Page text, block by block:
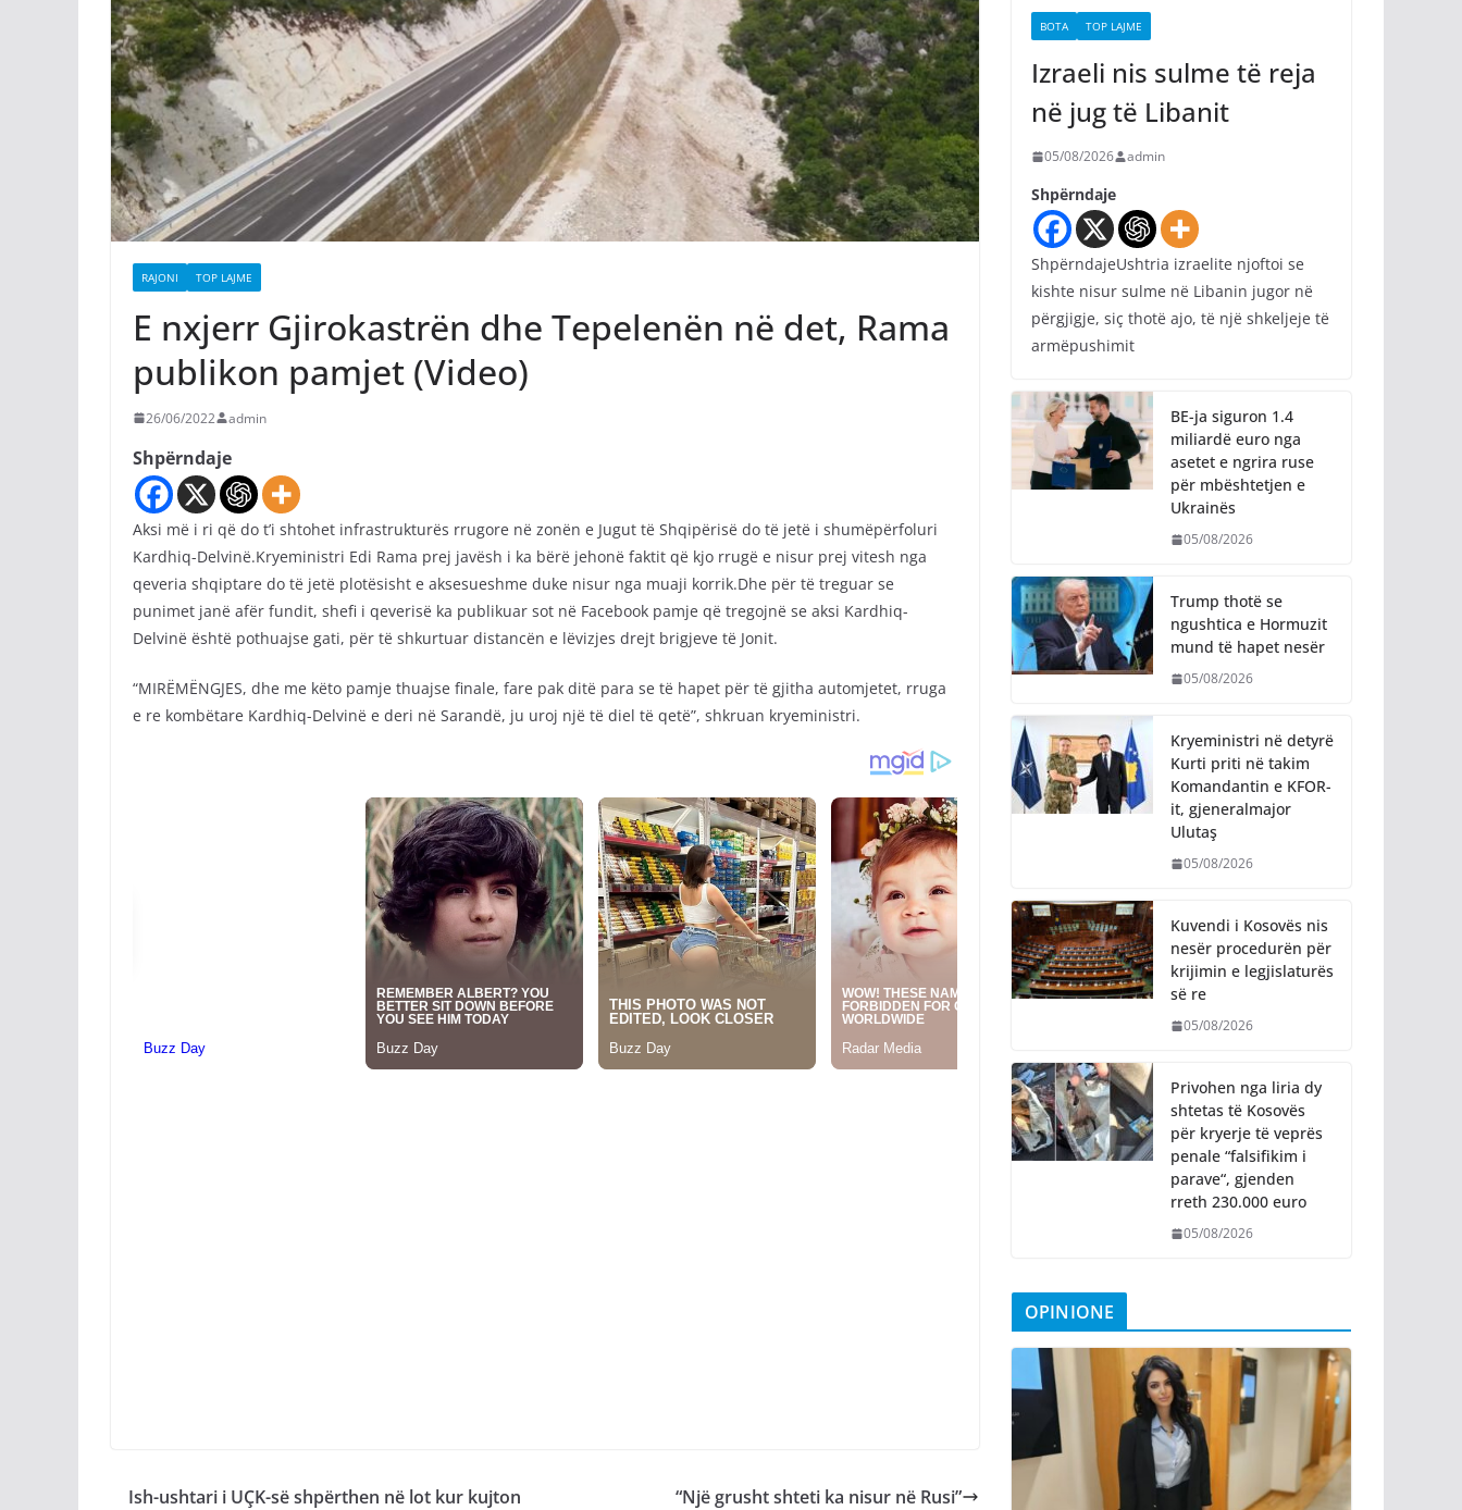
RAJONI TOP LAJME
E nxjerr Gjirokastrën dhe Tepelenën në det, Rama
publikon pamjet (Video)
26/06/2022 admin
Shpërndaje
Aksi më i ri që do t’i shtohet infrastrukturës rrugore në zonën e Jugut të Shqipërisë do të jetë i shumëpërfoluri
Kardhiq-Delvinë.Kryeministri Edi Rama prej javësh i ka bërë jehonë faktit që kjo rrugë e nisur prej vitesh nga
qeveria shqiptare do të jetë plotësisht e aksesueshme duke nisur nga muaji korrik.Dhe për të treguar se
punimet janë afër fundit, shefi i qeverisë ka publikuar sot në Facebook pamje që tregojnë se aksi Kardhiq-
Delvinë është pothuajse gati, për të shkurtuar distancën e lëvizjes drejt brigjeve të Jonit.
“MIRËMËNGJES, dhe me këto pamje thuajse finale, fare pak ditë para se të hapet për të gjitha automjetet, rruga
e re kombëtare Kardhiq-Delvinë e deri në Sarandë, ju uroj një të diel të qetë”, shkruan kryeministri.
Ish-ushtari i UÇK-së shpërthen në lot kur kujton
“Një grusht shteti ka nisur në Rusi”
BOTA TOP LAJME
Izraeli nis sulme të reja
në jug të Libanit
05/08/2026 admin
Shpërndaje
ShpërndajeUshtria izraelite njoftoi se
kishte nisur sulme në Libanin jugor në
përgjigje, siç thotë ajo, të një shkeljeje të
armëpushimit
BE-ja siguron 1.4
miliardë euro nga
asetet e ngrira ruse
për mbështetjen e
Ukrainës
05/08/2026
Trump thotë se
ngushtica e Hormuzit
mund të hapet nesër
05/08/2026
Kryeministri në detyrë
Kurti priti në takim
Komandantin e KFOR-
it, gjeneralmajor
Ulutaş
05/08/2026
Kuvendi i Kosovës nis
nesër procedurën për
krijimin e legjislaturës
së re
05/08/2026
Privohen nga liria dy
shtetas të Kosovës
për kryerje të veprës
penale “falsifikim i
parave“, gjenden
rreth 230.000 euro
05/08/2026
OPINIONE